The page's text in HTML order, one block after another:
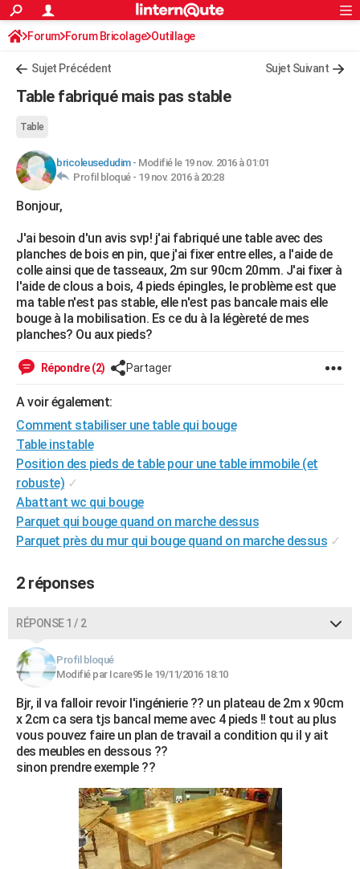
ACTUALITÉS
Politique
Société
Faits Divers
Education
Monde
Villes
+
AUTO
Essais
Réserver un essai
Citadines
Berlines
SUV
Forum auto
+HIGH-TECH
Mobiles
Meilleur smartphone
Internet
Ordinateurs
Jeux vidéo
Guide high-tech
+BRICOLAGE
Forum
Aménagement intérieur
Extérieur
Cuisine
Salle de bains
Jardinage
Rangement
WEEK-END
Guides de France
Escapades
Patrimoine
Expositions
Musées
Week-end nature
+LIFESTYLE
Art de vivre
Bien-être
Loisirs
Mode
Modes de vie
SANTE
Alimentation
Guide de la santé
Maladies
Médicaments
Sommeil
Destinations
City break
Voyage nature
Voyage de noces
Forum
Climat
GUIDES D'ACHAT
BONS PLANS
CARTE DE VOEUX
Carte de Noël
Carte Bonne année
Carte Saint-Valentin
Carte Pâques
Carte d'anniversaire
DICTIONNAIRE
Dictionnaire
Biographies
Citations
Expressions
Proverbes
PROGRAMME TV
COPAINS D'AVANT
Bricolage
Lifestyle
Culture
Sport
Auto
Television
Voyage
Cinema
S'inscrire
Connexion
Forum Forum Bricolage Outillage
Sujet Précédent Sujet Suivant
Table fabriqué mais pas stable
Table
bricoleusedudim- Modifié le 19 nov. 2016 à 01:01
Profil bloqué - 19 nov. 2016 à 20:28
Bonjour,
J'ai besoin d'un avis svp! j'ai fabriqué une table avec des
planches de bois en pin, que j'ai fixer entre elles, a l'aide de
colle ainsi que de tasseaux, 2m sur 90cm 20mm. J'ai fixer à
l'aide de clous a bois, 4 pieds épingles, le problème est que
ma table n'est pas stable, elle n'est pas bancale mais elle
bouge à la mobilisation. Es ce du à la légèreté de mes
planches? Ou aux pieds?
Répondre (2) Partager
A voir également:
Comment stabiliser une table qui bouge
Table instable
Position des pieds de table pour une table immobile (et
robuste) ✓
Abattant wc qui bouge
Parquet qui bouge quand on marche dessus
Parquet près du mur qui bouge quand on marche dessus ✓
2 réponses
RÉPONSE 1 / 2
Profil bloqué
Modifié par Icare95 le 19/11/2016 18:10
Bjr, il va falloir revoir l'ingénierie ?? un plateau de 2m x 90cm
x 2cm ca sera tjs bancal meme avec 4 pieds !! tout au plus
vous pouvez faire un plan de travail a condition qu il y ait
des meubles en dessous ??
sinon prendre exemple ??